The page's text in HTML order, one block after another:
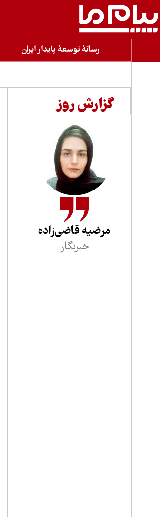
رسانۀ توسعۀ پایدار ایران
گزارش روز
مرضیه قاضی‌زاده
خبرنگار